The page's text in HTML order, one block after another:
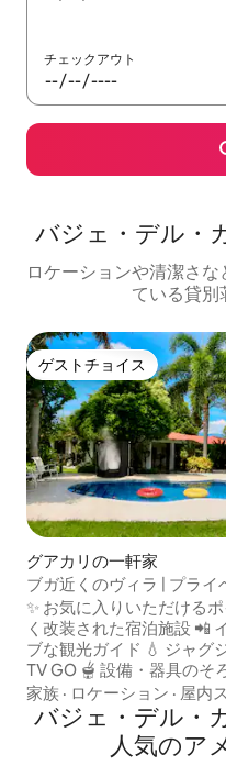
チェックアウト
バジェ・デル・
ロケーションや清潔さ
ている貸別
ゲストチョイス
ゲストチョイス
グアカリの一軒家
ブガ近くのヴィラ | プライ
ジャグジー
✨ お気に入りいただけるポイン
く改装された宿泊施設 📲
ブな観光ガイド 💧 ジャグ
TV GO 🫕 設備・器具のそ
🧖🏾 個室トルコ式バスルー
365日対応のコンシェルジ
立したエリアで） 💦 屋外
イミングプール •💆🏽‍♀️ マ
家族 · ロケーション · 屋内
バジェ・デル・
人気のア